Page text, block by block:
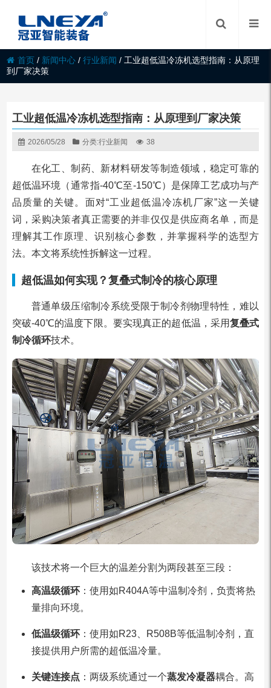
首页 / 新闻中心 /行业新闻 / 工业超低温冷冻机选型指南：从原理
到厂家决策
工业超低温冷冻机选型指南：从原理到厂家决策
2026/05/28 分类:行业新闻 38
在化工、制药、新材料研发等制造领域，稳定可靠的
超低温环境（通常指-40℃至-150℃）是保障工艺成功与产
品质量的关键。面对“工业超低温冷冻机厂家”这一关键
词，采购决策者真正需要的并非仅仅是供应商名单，而是
理解其工作原理、识别核心参数，并掌握科学的选型方
法。本文将系统性拆解这一过程。
超低温如何实现？复叠式制冷的核心原理
普通单级压缩制冷系统受限于制冷剂物理特性，难以
突破-40℃的温度下限。要实现真正的超低温，采用复叠式
制冷循环技术。
该技术将一个巨大的温差分割为两段甚至三段：
高温级循环：使用如R404A等中温制冷剂，负责将热
量排向环境。
低温级循环：使用如R23、R508B等低温制冷剂，直
接提供用户所需的超低温冷量。
关键连接点 ：两级系统通过一个蒸发冷凝器耦合。高